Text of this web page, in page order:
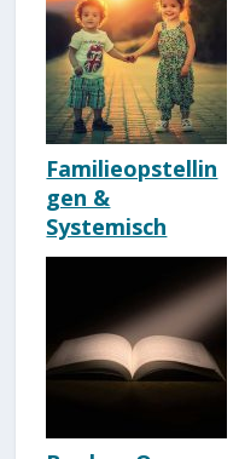
Familieopstellin
gen &
Systemisch
Werk [Uitleg,
Voorbeelden &
Betekenis]